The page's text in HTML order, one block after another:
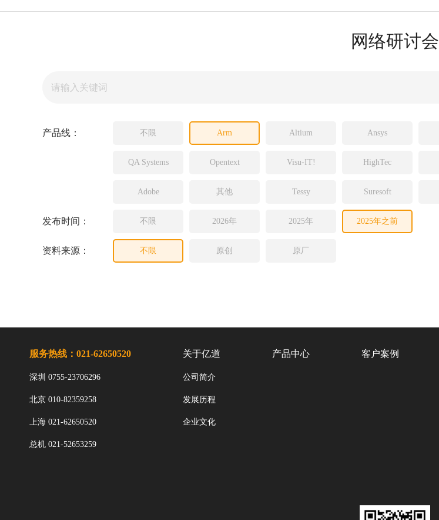
Incredibuild
网络研讨会
产品线： 不限 Arm Altium Ansys
QA Systems Opentext Visu-IT! HighTec
Adobe 其他 Tessy Suresoft
发布时间： 不限 2026年 2025年 2025年之前
资料来源： 不限 原创 原厂
服务热线：021-62650520
深圳 0755-23706296
北京 010-82359258
上海 021-62650520
总机 021-52653259
关于亿道
公司简介
发展历程
企业文化
产品中心 客户案例